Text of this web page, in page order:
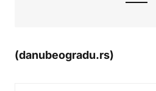
(danubeogradu.rs)